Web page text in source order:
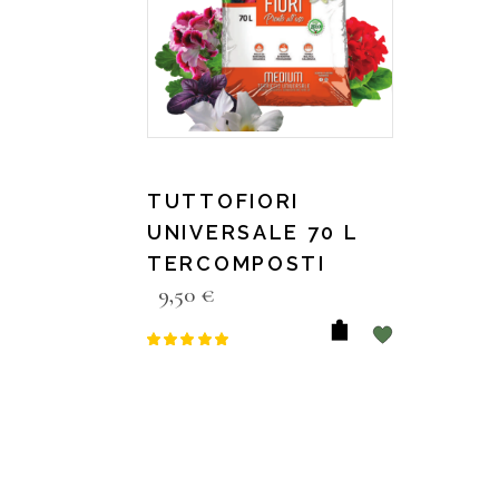
TUTTOFIORI
UNIVERSALE 70 L
TERCOMPOSTI
9,50 €